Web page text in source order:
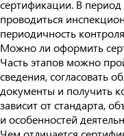
сертификации. В
проводиться
периодичность
Можно ли оформить
Часть этапов можно
сведения, согласовать
документы и получить
зависит от стандарта,
и особенностей